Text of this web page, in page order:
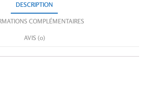
DESCRIPTION
COMPLÉMENTAIRES
AVIS (0)